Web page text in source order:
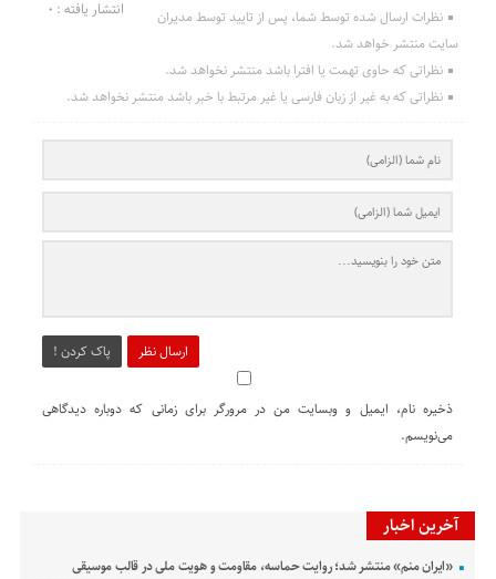
انتشار یافته : 0
نظرات ارسال شده توسط شما، پس از تایید توسط مدیران
سایت منتشر خواهد شد.
نظراتی که حاوی تهمت یا افترا باشد منتشر نخواهد شد.
نظراتی که به غیر از زبان فارسی یا غیر مرتبط با خبر باشد منتشر نخواهد شد.
ارسال نظر پاک کردن !
ذخیره نام، ایمیل و وبسایت من در مرورگر برای زمانی که دوباره دیدگاهی
می‌نویسم.
آخرین اخبار
«ایران منم» منتشر شد؛ روایت حماسه، مقاومت و هویت ملی در قالب موسیقی